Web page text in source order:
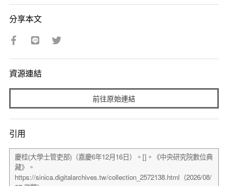
分享本文
資源連結
前往原始連結
引用